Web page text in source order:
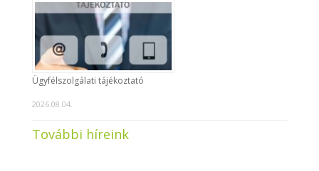
Ügyfélszolgálati tájékoztató
2026.08.04.
További híreink